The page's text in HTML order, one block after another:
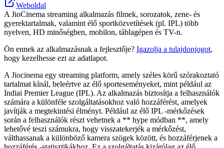
Weboldal
A JioCinema streaming alkalmazás filmek, sorozatok, zene- és
gyerektartalmak, valamint élő sportközvetítések (pl. IPL) több
nyelven, HD minőségben, mobilon, táblagépen és TV-n.
Ön ennek az alkalmazásnak a fejlesztője? Igazolja a tulajdonjogot,
hogy kezelhesse ezt az adatlapot.
A Jiocinema egy streaming platform, amely széles körű szórakoztató
tartalmat kínál, beleértve az élő sporteseményeket, mint például az
Indiai Premier League (IPL). Az alkalmazás biztosítja a felhasználók
számára a különféle szolgáltatásokhoz való hozzáférést, amelyek
javítják a megtekintési élményt. Például az élő IPL -mérkőzések
során a felhasználók részt vehetnek a ** hype módban **, amely
lehetővé teszi számukra, hogy visszatekerjék a mérkőzést,
válthassanak a különböző kamera szögek között, és hozzáférjenek a